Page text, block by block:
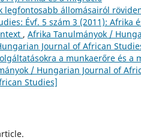
állomásairól
Évf. 5 szám 3 (2011): Afrika
, Afrika Tanulmányok /
Journal of African
a munkaerőre és a
/ Hungarian Journal of
Studies]